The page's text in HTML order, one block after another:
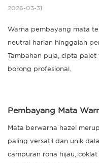
2026-03-31
Warna pembayang mata
neutral harian hinggalah
Tambahan pula, cipta
borong profesional.
Pembayang Mata
Mata berwarna hazel
paling versatil dan unik
campuran rona hijau,